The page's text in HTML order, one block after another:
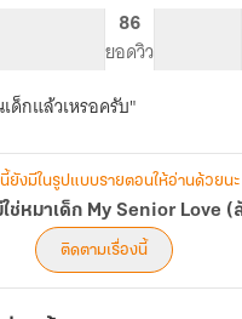
ครับ!
ผม
ไม่ใช่
หมา
เด็ก
Senior
Love
(ลันดาxบีท)
86
ยอดวิว
ด็กแล้วเหรอครับ"
นี้ยังมีในรูปแบบรายตอนให้อ่านด้วยนะ
ติดตามเรื่องนี้